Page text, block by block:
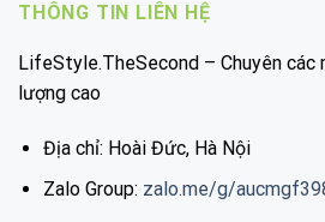
THÔNG TIN LIÊN HỆ
LifeStyle.TheSecond – Chuyên các
lượng cao
Địa chỉ: Hoài Đức, Hà Nội
Zalo Group: zalo.me/g/